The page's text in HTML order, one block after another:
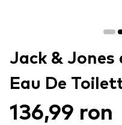
Jack &
Eau De
136,99 ron